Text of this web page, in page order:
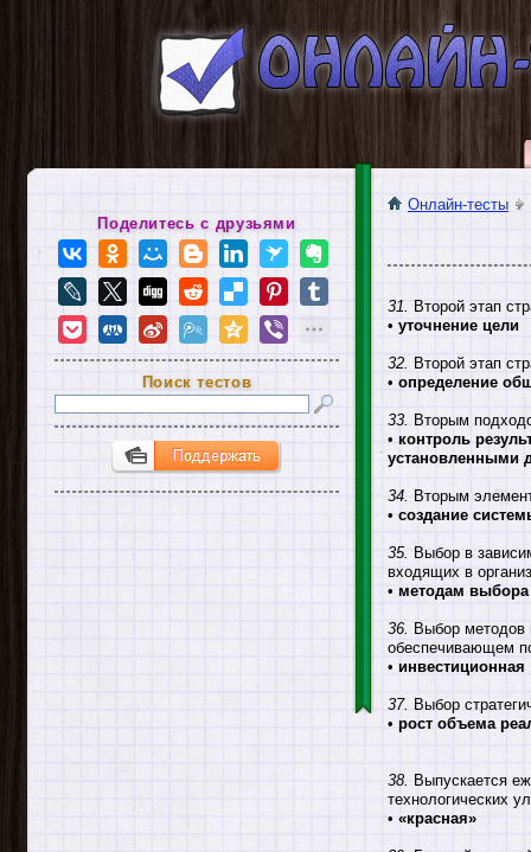
Онлайн-тесты
31.
Второй этап
• уточнение цели
32. Второй этап
• определение
33. Вторым
• контроль
установленными
34. Вторым
• создание
35. Выбор в
входящих в
• методам выбора
36. Выбор методов
обеспечивающем
• инвестиционная
37. Выбор
• рост объема
38. Выпускается
технологических
• «красная»
Поделитесь с друзьями
Поиск тестов